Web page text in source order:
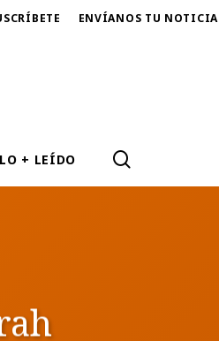
ENVÍANOS TU NOTICIA
LO + LEÍDO